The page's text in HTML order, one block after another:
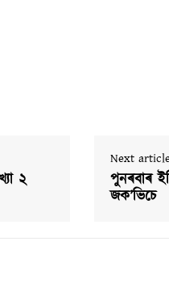
২
Next
পুনৰবাৰ
জক’ভিচে